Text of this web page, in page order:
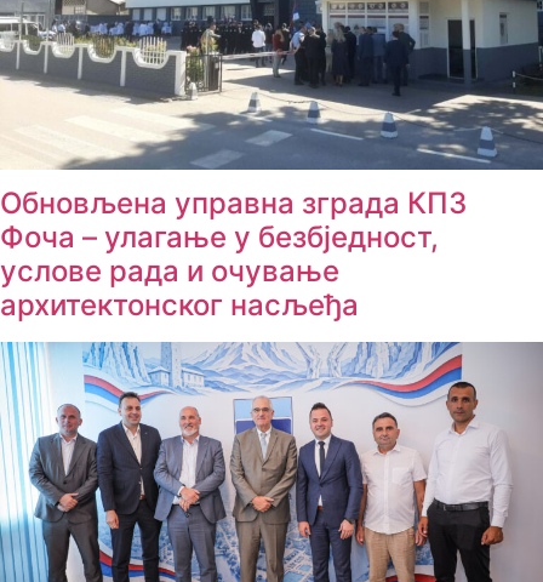
Обновљена управна зграда КПЗ
Фоча – улагање у безбједност,
услове рада и очување
архитектонског насљеђа